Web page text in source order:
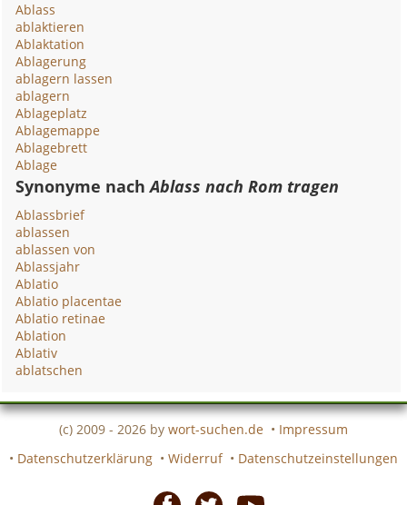
Ablass
ablaktieren
Ablaktation
Ablagerung
ablagern lassen
ablagern
Ablageplatz
Ablagemappe
Ablagebrett
Ablage
Synonyme nachAblass nach Rom tragen
Ablassbrief
ablassen
ablassen von
Ablassjahr
Ablatio
Ablatio placentae
Ablatio retinae
Ablation
Ablativ
ablatschen
(c) 2009 - 2026 by wort-suchen.de • Impressum
• Datenschutzerklärung • Widerruf • Datenschutzeinstellungen